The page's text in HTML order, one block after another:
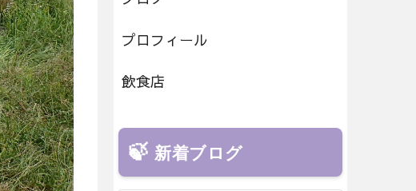
プロフィール
飲食店
新着ブログ